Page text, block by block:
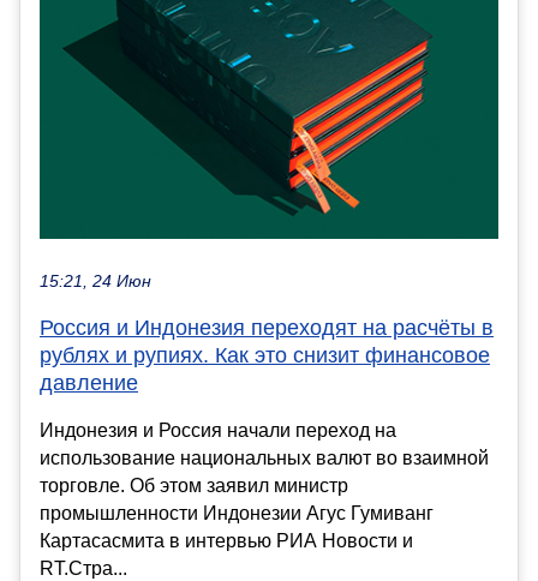
15:21, 24 Июн
Россия и Индонезия переходят на расчёты в
рублях и рупиях. Как это снизит финансовое
давление
Индонезия и Россия начали переход на
использование национальных валют во взаимной
торговле. Об этом заявил министр
промышленности Индонезии Агус Гумиванг
Картасасмита в интервью РИА Новости и
RT.Стра...